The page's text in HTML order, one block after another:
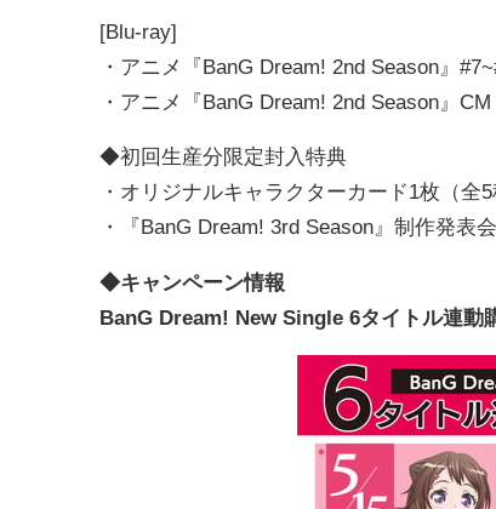
[Blu-ray]
・アニメ『BanG Dream! 2nd Season』
・アニメ『BanG Dream! 2nd Season』
◆初回生産分限定封入特典
・オリジナルキャラクターカード1枚（全5
・『BanG Dream! 3rd Season』制作発表
◆キャンペーン情報
BanG Dream! New Single 6タイトル連動